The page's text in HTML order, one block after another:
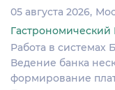
05 августа 2026
Гастрономический
Работа в системах
Ведение банка
формирование